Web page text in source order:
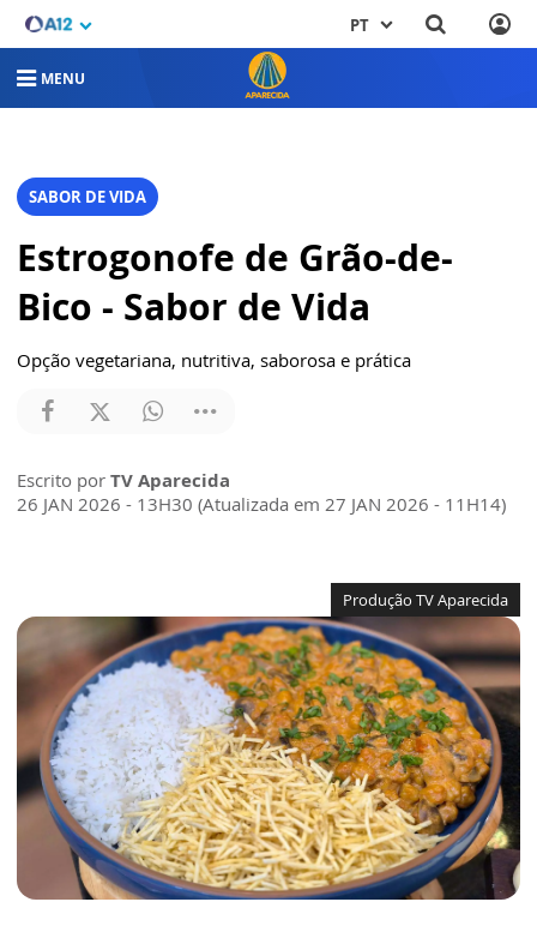
PT
MENU
SABOR DE VIDA
Estrogonofe de Grão-de-
Bico - Sabor de Vida
Opção vegetariana, nutritiva, saborosa e prática
Escrito por TV Aparecida
26 JAN 2026 - 13H30 (Atualizada em 27 JAN 2026 - 11H14)
Produção TV Aparecida